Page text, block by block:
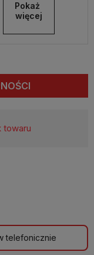
Pokaż
więcej
towaru
telefonicznie